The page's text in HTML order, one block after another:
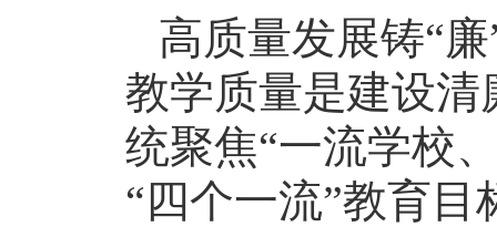
高质量发展铸“
教学质量是建设
统聚焦“一流学校
“四个一流”教育